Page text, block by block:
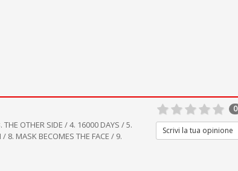
THE OTHER SIDE / 4. 16000 DAYS / 5.
8. MASK BECOMES THE FACE / 9.
0
Scrivi la tua opinione